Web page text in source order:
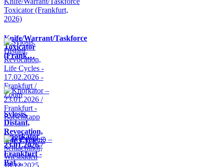
Knife/Warrant/Taskforce
Toxicator
(Frank…
Sylosis,
Distant,
Revocation,
Life Cycle…
Knorkator –
23.01.2026 /
Frankfurt -
Bat…